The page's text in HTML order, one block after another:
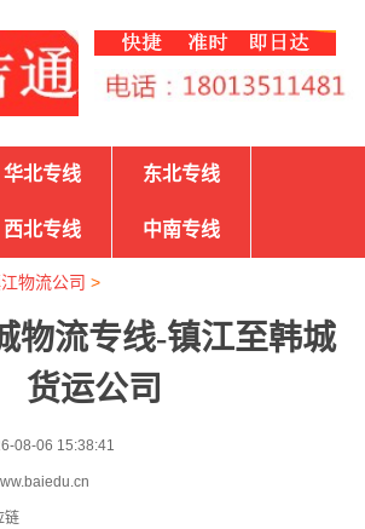
华北专线 东北专线
西北专线 中南专线
物流公司 >
物流专线-镇江至韩城
货运公司
08-06 15:38:41
链